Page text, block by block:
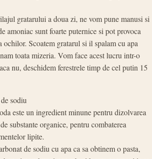
gratarului a doua zi, ne vom pune manusi si
amoniac sunt foarte puternice si pot provoca
ochilor. Scoatem gratarul si il spalam cu apa
toata mizeria. Vom face acest lucru intr-o
nu, deschidem ferestrele timp de cel putin 15
sodiu
este un ingredient minune pentru dizolvarea
substante organice, pentru combaterea
lipite.
de sodiu cu apa ca sa obtinem o pasta,